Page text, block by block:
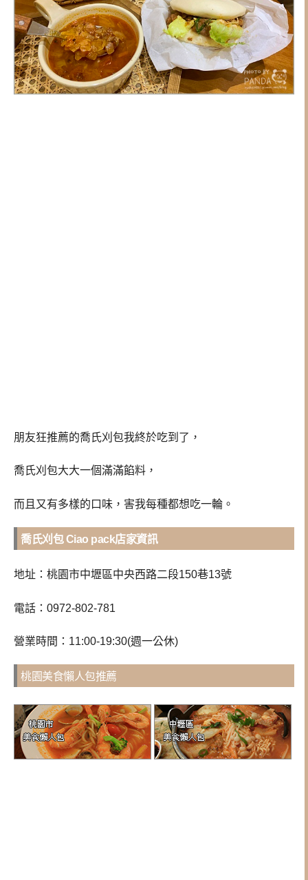
朋友狂推薦的喬氏刈包我終於吃到了，
喬氏刈包大大一個滿滿餡料，
而且又有多樣的口味，害我每種都想吃一輪。
喬氏刈包 Ciao pack店家資訊
地址：桃園市中壢區中央西路二段150巷13號
電話：0972-802-781
營業時間：11:00-19:30(週一公休)
桃園美食懶人包推薦